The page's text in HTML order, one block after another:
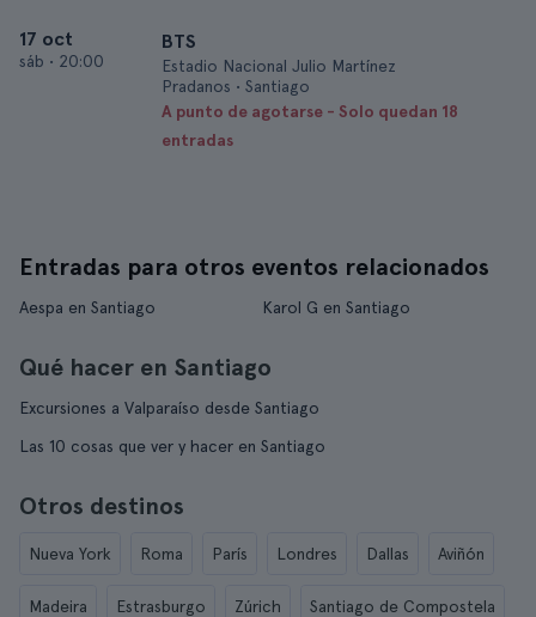
17 oct
sáb • 20:00
BTS
Estadio Nacional Julio Martínez
Pradanos • Santiago
A punto de agotarse - Solo quedan 18
entradas
Entradas para otros eventos relacionados
Aespa en Santiago Karol G en Santiago
Qué hacer en Santiago
Excursiones a Valparaíso desde Santiago
Las 10 cosas que ver y hacer en Santiago
Otros destinos
Nueva York Roma París Londres Dallas Aviñón
Madeira Estrasburgo Zúrich Santiago de Compostela